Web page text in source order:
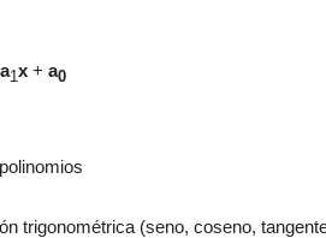
a1x+ a0
trigonométrica (seno, coseno,